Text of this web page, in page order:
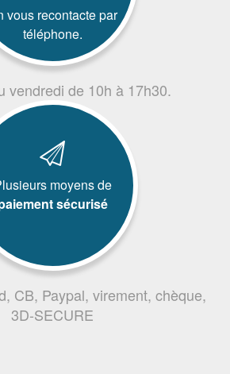
vous recontacte par
téléphone.
vendredi de 10h à 17h30.
moyens de
sécurisé
CB, Paypal, virement, chèque,
3D-SECURE